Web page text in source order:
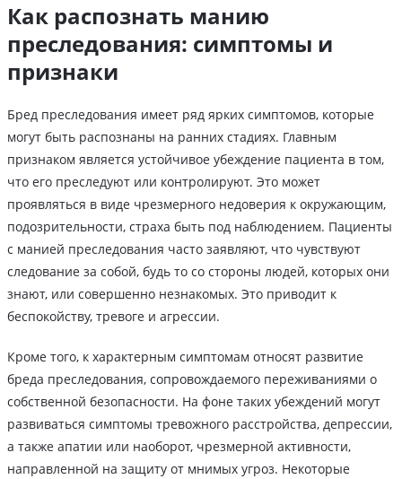
Как распознать манию
преследования: симптомы и
признаки
Бред преследования имеет ряд ярких симптомов, которые
могут быть распознаны на ранних стадиях. Главным
признаком является устойчивое убеждение пациента в том,
что его преследуют или контролируют. Это может
проявляться в виде чрезмерного недоверия к окружающим,
подозрительности, страха быть под наблюдением. Пациенты
с манией преследования часто заявляют, что чувствуют
следование за собой, будь то со стороны людей, которых они
знают, или совершенно незнакомых. Это приводит к
беспокойству, тревоге и агрессии.
Кроме того, к характерным симптомам относят развитие
бреда преследования, сопровождаемого переживаниями о
собственной безопасности. На фоне таких убеждений могут
развиваться симптомы тревожного расстройства, депрессии,
а также апатии или наоборот, чрезмерной активности,
направленной на защиту от мнимых угроз. Некоторые